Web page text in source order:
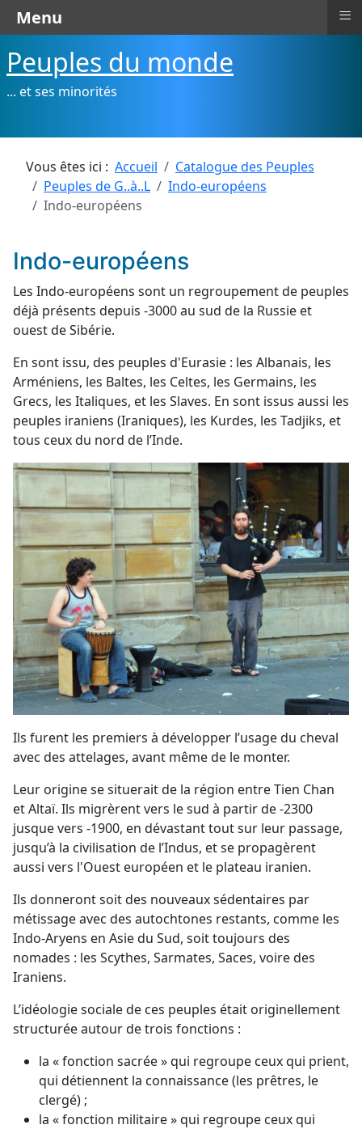
Peuples du monde
... et ses minorités
Vous êtes ici : Accueil
Catalogue des Peuples
Peuples de G..à..L
Indo-européens
Indo-européens
Indo-européens
Les Indo-européens sont un regroupement de peuples
déjà présents depuis -3000 au sud de la Russie et
ouest de Sibérie.
En sont issu, des peuples d'Eurasie : les Albanais, les
Arméniens, les Baltes, les Celtes, les Germains, les
Grecs, les Italiques, et les Slaves. En sont issus aussi les
peuples iraniens (Iraniques), les Kurdes, les Tadjiks, et
tous ceux du nord de l’Inde.
Ils furent les premiers à développer l’usage du cheval
avec des attelages, avant même de le monter.
Leur origine se situerait de la région entre Tien Chan
et Altaï. Ils migrèrent vers le sud à partir de -2300
jusque vers -1900, en dévastant tout sur leur passage,
jusqu’à la civilisation de l’Indus, et se propagèrent
aussi vers l'Ouest européen et le plateau iranien.
Ils donneront soit des nouveaux sédentaires par
métissage avec des autochtones restants, comme les
Indo-Aryens en Asie du Sud, soit toujours des
nomades : les Scythes, Sarmates, Saces, voire des
Iraniens.
L’idéologie sociale de ces peuples était originellement
structurée autour de trois fonctions :
la « fonction sacrée » qui regroupe ceux qui prient,
qui détiennent la connaissance (les prêtres, le
clergé) ;
la « fonction militaire » qui regroupe ceux qui
Menu ≡